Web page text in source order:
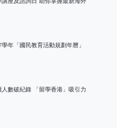
學年「國民教育活動規劃年曆」
數破紀錄 「留學香港」吸引力